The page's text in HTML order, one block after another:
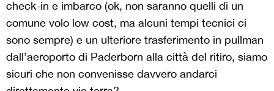
check-in e imbarco (ok, non saranno quelli di un
comune volo low cost, ma alcuni tempi tecnici ci
sono sempre) e un ulteriore trasferimento in pullman
dall’aeroporto di Paderborn alla città del ritiro, siamo
sicuri che non convenisse davvero andarci